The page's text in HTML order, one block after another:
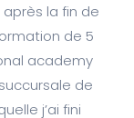
la fin de
de 5
academy
de
j’ai fini